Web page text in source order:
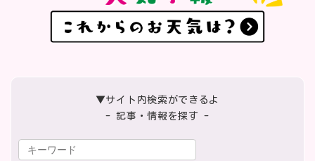
▼サイト内検索ができるよ
- 記事・情報を探す -